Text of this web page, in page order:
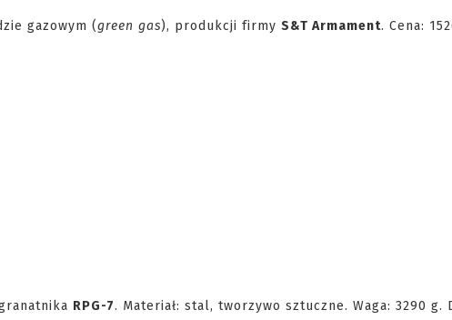
gazowym (green gas), produkcji firmy S&T Armament. Cena:
RPG-7. Materiał: stal, tworzywo sztuczne. Waga: 3290 g.